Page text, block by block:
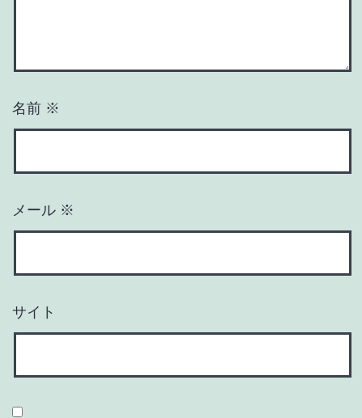
名前 ※
メール ※
サイト